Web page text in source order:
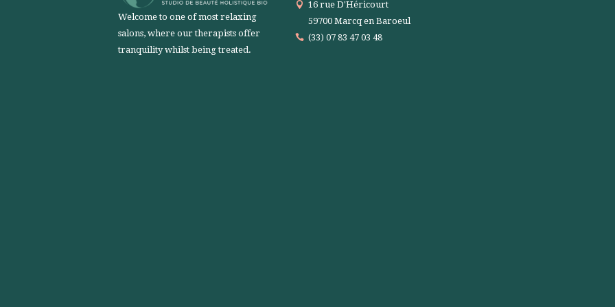
Welcome to one of most relaxing
salons, where our therapists offer
tranquility whilst being treated.
16 rue D'Héricourt
59700 Marcq en Baroeul
(33) 07 83 47 03 48